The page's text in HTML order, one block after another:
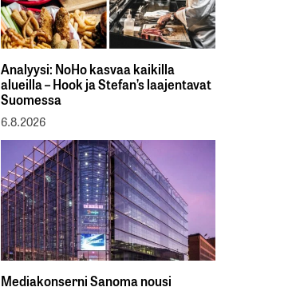
Analyysi: NoHo kasvaa kaikilla
alueilla – Hook ja Stefan’s laajentavat
Suomessa
6.8.2026
Mediakonserni Sanoma nousi